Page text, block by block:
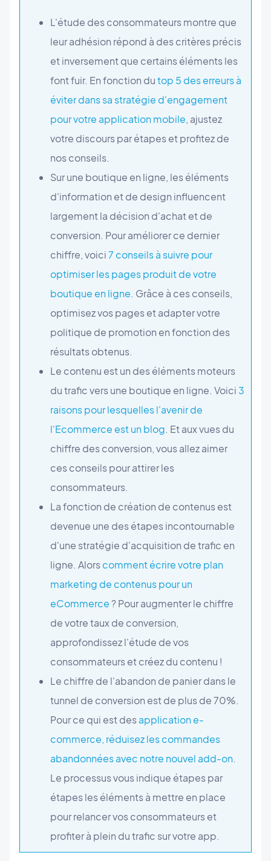
L'étude des consommateurs montre que
leur adhésion répond à des critères précis
et inversement que certains éléments les
font fuir. En fonction dutop 5 des erreurs à
éviter dans sa stratégie d'engagement
pour votre application mobile, ajustez
votre discours par étapes et profitez de
nos conseils.
Sur une boutique en ligne, les éléments
d'information et de design influencent
largement la décision d'achat et de
conversion. Pour améliorer ce dernier
chiffre, voici7 conseils à suivre pour
optimiser les pages produit de votre
boutique en ligne. Grâce à ces conseils,
optimisez vos pages et adapter votre
politique de promotion en fonction des
résultats obtenus.
Le contenu est un des éléments moteurs
du trafic vers une boutique en ligne. Voici 3
raisons pour lesquelles l'avenir de
l'Ecommerce est un blog. Et aux vues du
chiffre des conversion, vous allez aimer
ces conseils pour attirer les
consommateurs.
La fonction de création de contenus est
devenue une des étapes incontournable
d'une stratégie d'acquisition de trafic en
ligne. Alorscomment écrire votre plan
marketing de contenus pour un
eCommerce? Pour augmenter le chiffre
de votre taux de conversion,
approfondissez l'étude de vos
consommateurs et créez du contenu !
Le chiffre de l'abandon de panier dans le
tunnel de conversion est de plus de 70%.
Pour ce qui est desapplication e-
commerce, réduisez les commandes
abandonnées avec notre nouvel add-on.
Le processus vous indique étapes par
étapes les éléments à mettre en place
pour relancer vos consommateurs et
profiter à plein du trafic sur votre app.